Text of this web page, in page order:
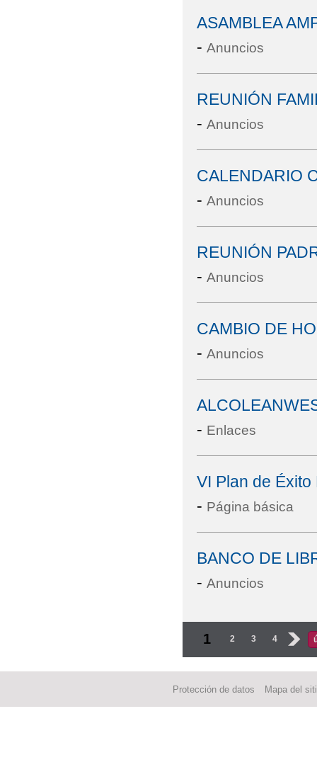
ASAMBLEA
- Anuncios
REUNIÓN
- Anuncios
CALENDARIO
- Anuncios
REUNIÓN
- Anuncios
CAMBIO DE
- Anuncios
- Enlaces
VI Plan de
- Página básica
BANCO DE
- Anuncios
Páginas
1 2 3 4 ›
Protección de datos Mapa del